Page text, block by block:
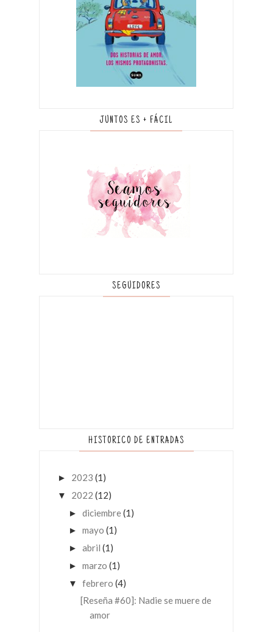
JUNTOS ES + FÁCIL
SEGUIDORES
HISTORICO DE ENTRADAS
► 2023 (1)
▼ 2022 (12)
► diciembre(1)
► mayo (1)
► abril (1)
► marzo (1)
▼ febrero (4)
[Reseña #60]: Nadie se muere de
amor